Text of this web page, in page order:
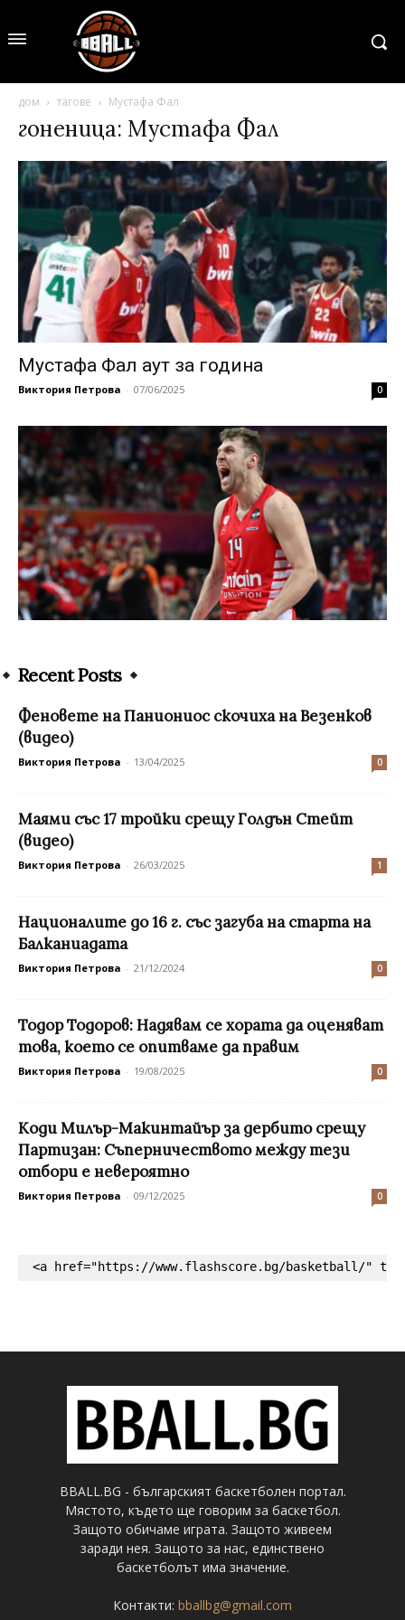
дом тагове Мустафа Фал
гоненица: Мустафа Фал
Мустафа Фал аут за година
Виктория Петрова - 07/06/2025 0
Recent Posts
Феновете на Паниониос скочиха на Везенков
(видео)
Виктория Петрова - 13/04/2025 0
Маями със 17 тройки срещу Голдън Стейт
(видео)
Виктория Петрова - 26/03/2025 1
Националите до 16 г. със загуба на старта на
Балканиадата
Виктория Петрова - 21/12/2024 0
Тодор Тодоров: Надявам се хората да оценяват
това, което се опитваме да правим
Виктория Петрова - 19/08/2025 0
Коди Милър-Макинтайър за дербито срещу
Партизан: Съперничеството между тези
отбори е невероятно
Виктория Петрова - 09/12/2025 0
<a href="https://www.flashscore.bg/basketball/"
BBALL.BG - българският баскетболен портал.
Мястото, където ще говорим за баскетбол.
Защото обичаме играта. Защото живеем
заради нея. Защото за нас, единствено
баскетболът има значение.
Контакти: bballbg@gmail.com